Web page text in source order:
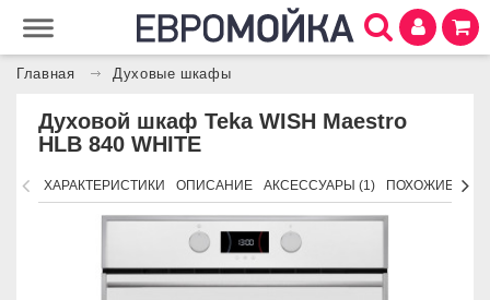
Главная Духовые шкафы
Духовой шкаф Teka WISH Maestro
HLB 840 WHITE
ХАРАКТЕРИСТИКИ ОПИСАНИЕ АКСЕССУАРЫ (1) ПОХОЖИЕ